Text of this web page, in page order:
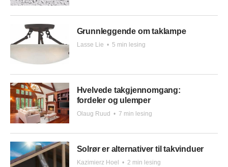
Grunnleggende om taklampe
Lasse Lie • 5 min lesing
Hvelvede takgjennomgang:
fordeler og ulemper
Olaug Ruud • 7 min lesing
Solrør er alternativer til takvinduer
Kazimierz Hoel • 2 min lesing